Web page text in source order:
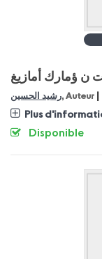
ن ؤمارك أمازيغ
رشيد الحسين, Auteur
Plus
Disponible